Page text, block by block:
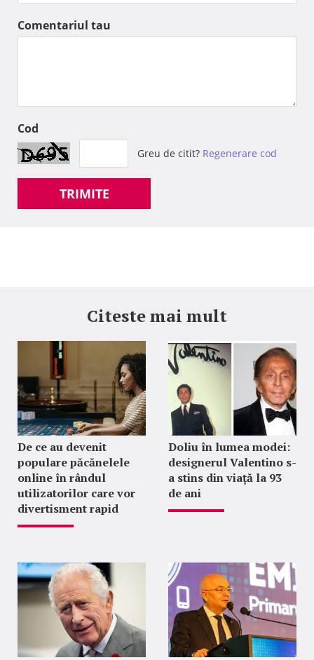
Comentariul tau
Cod
Greu de citit? Regenerare cod
TRIMITE
Citeste mai mult
De ce au devenit
populare păcănelele
online în rândul
utilizatorilor care vor
divertisment rapid
Doliu în lumea modei:
designerul Valentino s-
a stins din viață la 93
de ani